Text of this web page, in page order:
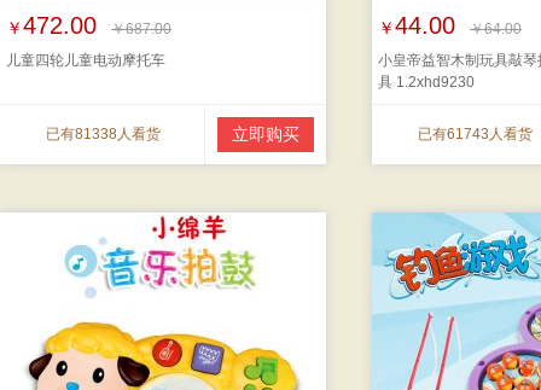
￥472.00
￥687.00
儿童四轮儿童电动摩托车
已有81338人看货 立即购买
￥44.00
￥64.00
小皇帝益智木制玩具敲
具 1.2xhd9230
已有61743人看货